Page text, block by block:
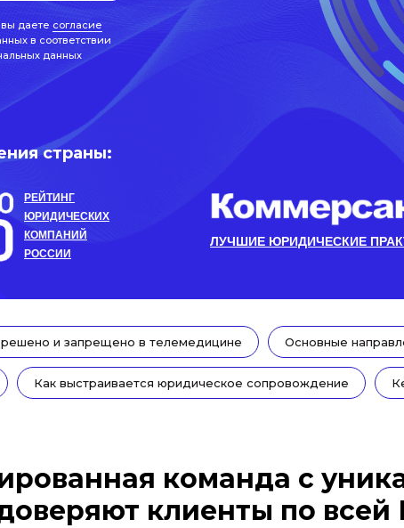
даете согласие
в соответствии
данных
страны:
РЕЙТИНГ
ЮРИДИЧЕСКИХ
КОМПАНИЙ
РОССИИ
ЛУЧШИЕ ЮРИДИЧЕСКИЕ
и запрещено в телемедицине Основные
Как выстраивается юридическое сопровождение
команда с
клиенты по всей